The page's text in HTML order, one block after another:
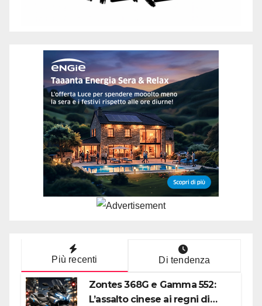
Più recenti Di tendenza
Zontes 368G e Gamma 552:
L’assalto cinese ai regni di